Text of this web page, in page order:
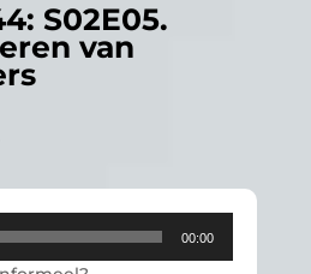
S02E05.
van
00:00